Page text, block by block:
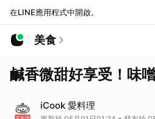
在LINE應用程式中開啟。
美食
鹹香微甜好享受！味
iCook 愛料理